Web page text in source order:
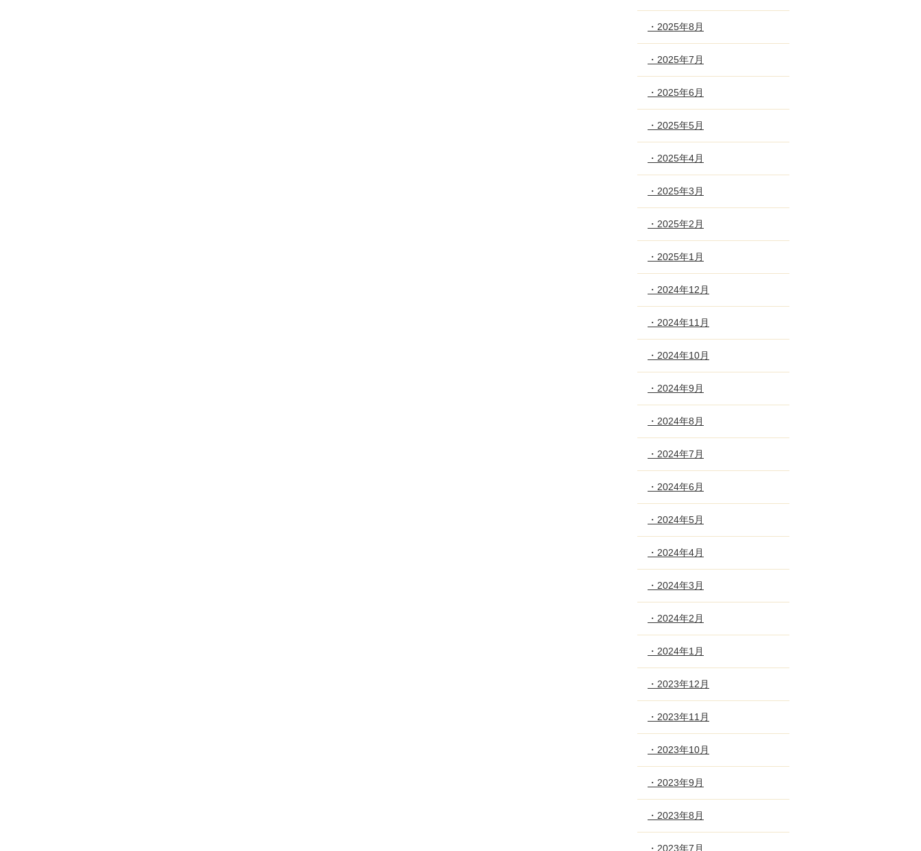
・2025年8月
・2025年7月
・2025年6月
・2025年5月
・2025年4月
・2025年3月
・2025年2月
・2025年1月
・2024年12月
・2024年11月
・2024年10月
・2024年9月
・2024年8月
・2024年7月
・2024年6月
・2024年5月
・2024年4月
・2024年3月
・2024年2月
・2024年1月
・2023年12月
・2023年11月
・2023年10月
・2023年9月
・2023年8月
・2023年7月